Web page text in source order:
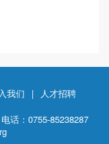
我们 |
人才招聘
电话：0755-85238287